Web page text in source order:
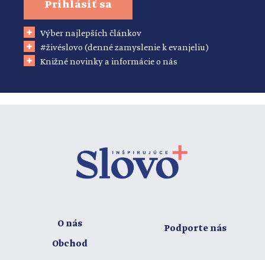
Prihlásiť sa
Výber najlepších článkov
#živéslovo (denné zamyslenie k evanjeliu)
Knižné novinky a informácie o nás
O nás
Obchod
Podporte nás